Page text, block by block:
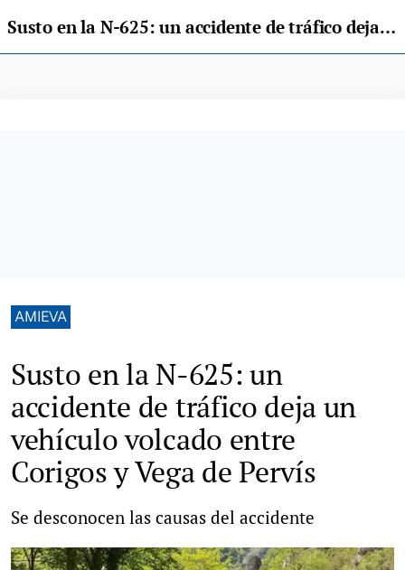
Susto en la N-625: un accidente de tráfico deja un vehículo volcado entre Corigos y Vega de Pervís
AMIEVA
Susto en la N-625: un
accidente de tráfico deja un
vehículo volcado entre
Corigos y Vega de Pervís
Se desconocen las causas del accidente